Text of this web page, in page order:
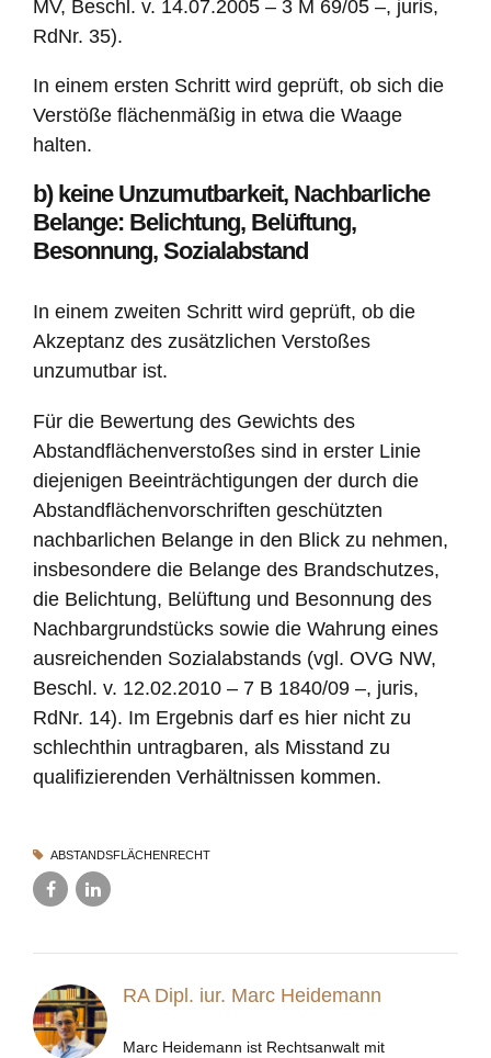
MV, Beschl. v. 14.07.2005 – 3 M 69/05 –, juris,
RdNr. 35).
In einem ersten Schritt wird geprüft, ob sich die
Verstöße flächenmäßig in etwa die Waage
halten.
b) keine Unzumutbarkeit, Nachbarliche
Belange: Belichtung, Belüftung,
Besonnung, Sozialabstand
In einem zweiten Schritt wird geprüft, ob die
Akzeptanz des zusätzlichen Verstoßes
unzumutbar ist.
Für die Bewertung des Gewichts des
Abstandflächenverstoßes sind in erster Linie
diejenigen Beeinträchtigungen der durch die
Abstandflächenvorschriften geschützten
nachbarlichen Belange in den Blick zu nehmen,
insbesondere die Belange des Brandschutzes,
die Belichtung, Belüftung und Besonnung des
Nachbargrundstücks sowie die Wahrung eines
ausreichenden Sozialabstands (vgl. OVG NW,
Beschl. v. 12.02.2010 – 7 B 1840/09 –, juris,
RdNr. 14). Im Ergebnis darf es hier nicht zu
schlechthin untragbaren, als Misstand zu
qualifizierenden Verhältnissen kommen.
ABSTANDSFLÄCHENRECHT
RA Dipl. iur. Marc Heidemann
Marc Heidemann ist Rechtsanwalt mit